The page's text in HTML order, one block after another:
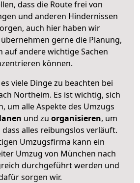
dass die Route frei von
und anderen Hindernissen
auch hier haben wir
gerne die Planung,
auf andere wichtige Sachen
können.
viele Dinge zu beachten bei
Northeim. Es ist wichtig, sich
um alle Aspekte des Umzugs
und zu organisieren, um
alles reibungslos verläuft.
Umzugsfirma kann ein
Umzug von München nach
durchgeführt werden und
sorgen wir.